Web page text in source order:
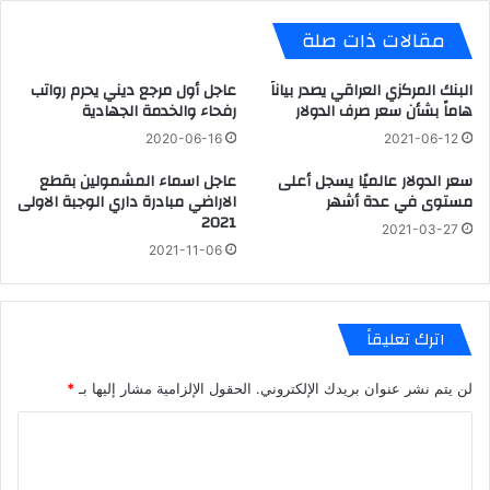
مقالات ذات صلة
البنك المركزي العراقي يصدر بياناً
هاماً بشأن سعر صرف الدولار
2021-06-12
عاجل أول مرجع ديني يحرم رواتب
رفحاء والخدمة الجهادية
2020-06-16
سعر الدولار عالميًا يسجل أعلى
مستوى في عدة أشهر
2021-03-27
عاجل اسماء المشمولين بقطع
الاراضي مبادرة داري الوجبة الاولى
2021
2021-11-06
اترك تعليقاً
لن يتم نشر عنوان بريدك الإلكتروني. الحقول الإلزامية مشار إليها بـ *